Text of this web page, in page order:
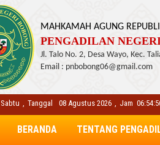
MAHKAMAH AGUNG
PENGADILAN
Jl. Talo No. 2, Desa Wayo, Kec.
Email : pnbobong06@gmail.com
Sabtu , Tanggal 08 Agustus 2026 , Jam
BERANDA TENTANG